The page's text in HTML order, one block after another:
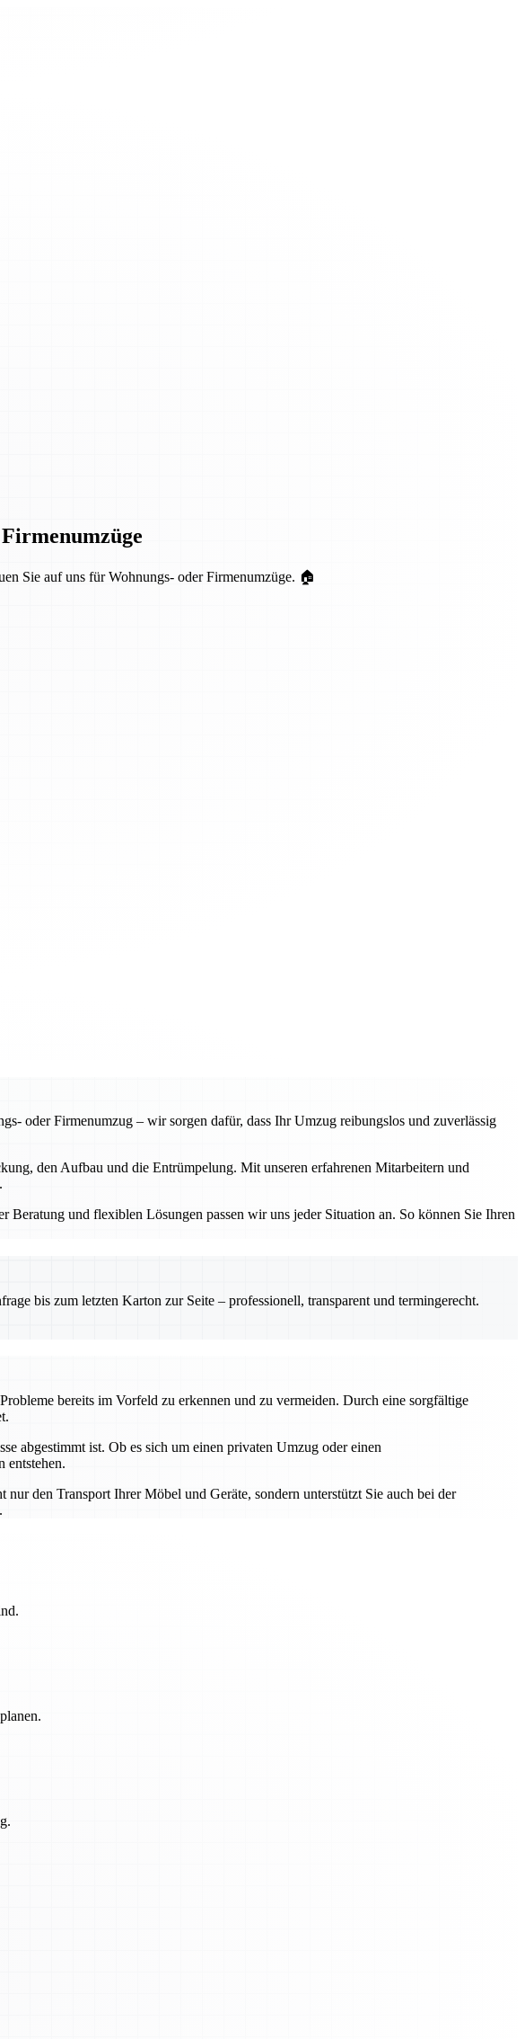
Sie auf uns für Wohnungs- oder Firmenumzüge. 🏠
oder Firmenumzug – wir sorgen dafür, dass Ihr Umzug reibungslos und zuverlässig
den Aufbau und die Entrümpelung. Mit unseren erfahrenen Mitarbeitern und
und flexiblen Lösungen passen wir uns jeder Situation an. So können Sie Ihren
bis zum letzten Karton zur Seite – professionell, transparent und termingerecht.
bereits im Vorfeld zu erkennen und zu vermeiden. Durch eine sorgfältige
abgestimmt ist. Ob es sich um einen privaten Umzug oder einen
entstehen.
den Transport Ihrer Möbel und Geräte, sondern unterstützt Sie auch bei der